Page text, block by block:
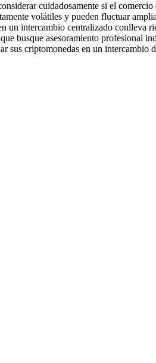
cuidadosamente si el comercio
volátiles y pueden fluctuar
un intercambio centralizado conlleva
busque asesoramiento profesional
sus criptomonedas en un intercambio